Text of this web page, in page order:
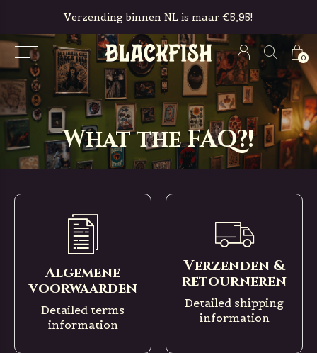
0
Verzending binnen NL is maar €5,95!
What the FAQ?!
Algemene
voorwaarden
Detailed terms
information
Verzenden &
retourneren
Detailed shipping
information